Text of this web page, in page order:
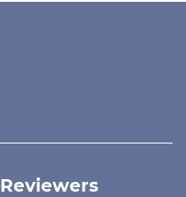
Reviewers